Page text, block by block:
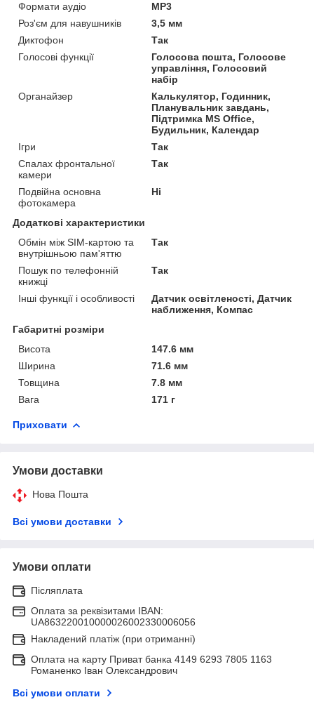
Формати аудіо
MP3
Роз'єм для навушників
3,5 мм
Диктофон
Так
Голосові функції
Голосова пошта, Голосове
управління, Голосовий
набір
Органайзер
Калькулятор, Годинник,
Планувальник завдань,
Підтримка MS Office,
Будильник, Календар
Ігри
Так
Спалах фронтальної
камери
Так
Подвійна основна
фотокамера
Ні
Додаткові характеристики
Обмін між SIM-картою та
внутрішньою пам'яттю
Так
Пошук по телефонній
книжці
Так
Інші функції і особливості
Датчик освітленості, Датчик
наближення, Компас
Габаритні розміри
Висота
147.6 мм
Ширина
71.6 мм
Товщина
7.8 мм
Вага
171 г
Приховати
Умови доставки
Нова Пошта
Всі умови доставки
Умови оплати
Післяплата
Оплата за реквізитами IBAN:
UA863220010000026002330006056
Накладений платіж (при отриманні)
Оплата на карту Приват банка 4149 6293 7805 1163
Романенко Іван Олександрович
Всі умови оплати